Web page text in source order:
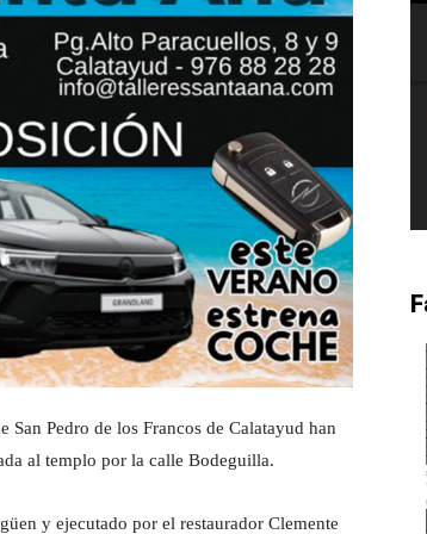
Pedro de los Francos de Calatayud han
al templo por la calle Bodeguilla.
y ejecutado por el restaurador Clemente